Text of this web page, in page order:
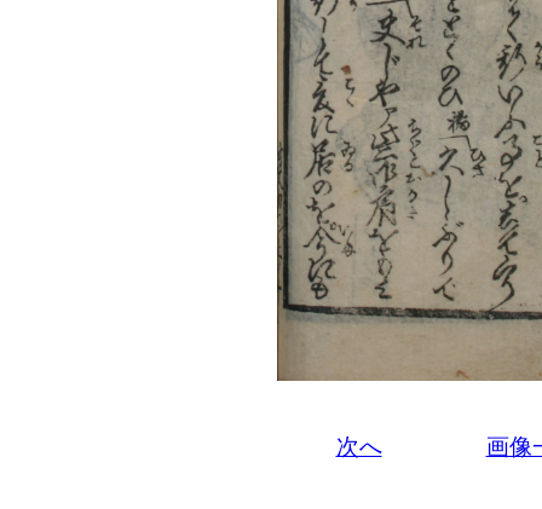
次へ 画像